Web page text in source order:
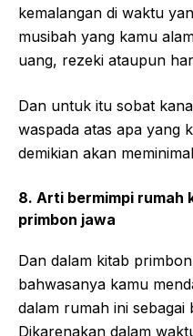
kemalangan di waktu
musibah yang kamu
uang, rezeki ataupun
Dan untuk itu sobat
waspada atas apa yang
demikian akan
8. Arti bermimpi rumah
primbon jawa
Dan dalam kitab
bahwasanya kamu
dalam rumah ini
Dikarenakan dalam